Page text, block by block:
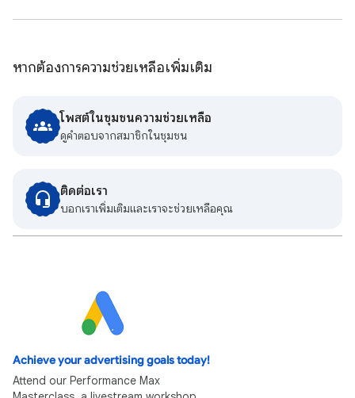
หากต้องการความช่วยเหลือเพิ่มเติม
โพสต์ในชุมชนความช่วยเหลือ
ดูคําตอบจากสมาชิกในชุมชน
ติดต่อเรา
บอกเราเพิ่มเติมและเราจะช่วยเหลือคุณ
Achieve your advertising goals today!
Attend our Performance Max